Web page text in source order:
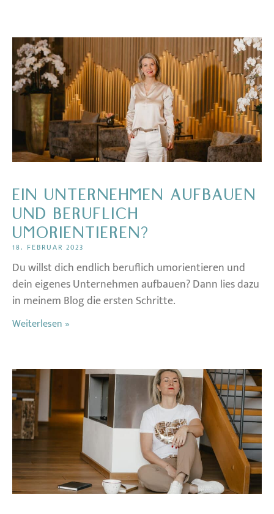
EIN UNTERNEHMEN AUFBAUEN
UND BERUFLICH
UMORIENTIEREN?
18. FEBRUAR 2023
Du willst dich endlich beruflich umorientieren und
dein eigenes Unternehmen aufbauen? Dann lies dazu
in meinem Blog die ersten Schritte.
Weiterlesen »